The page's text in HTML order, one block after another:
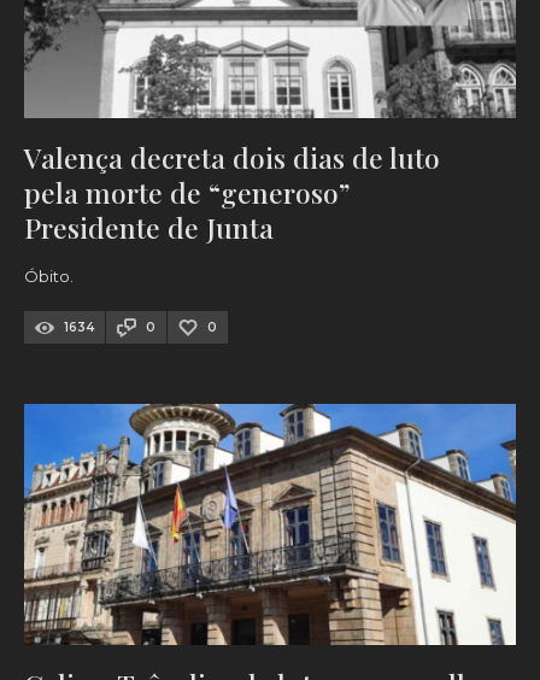
Valença decreta dois dias de luto
pela morte de “generoso”
Presidente de Junta
Óbito.
1634 0 0